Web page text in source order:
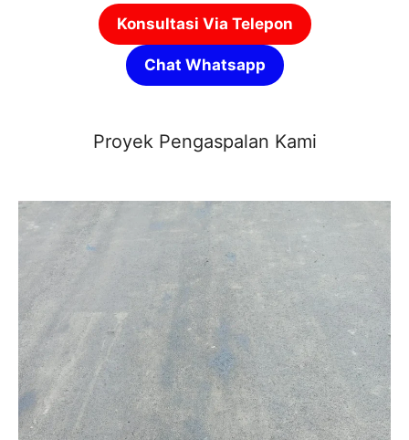
Konsultasi Via Telepon
Chat Whatsapp
Proyek Pengaspalan Kami